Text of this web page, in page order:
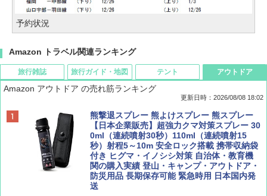
予約状況
Amazon トラベル関連ランキング
旅行雑誌
BE-PAL(ビ-パル) 2026年 9 月号【特別付録:
SOTO ミニマル"旅"財布 ランダム2種】
￥1,500
ディズニーファン ２０２６年 ９月号 [雑
旅行ガイド・地図
D40 地球の歩き方 チェンマイ タイ北部の魅
力的な町 2026～2027 地球の歩き方D アジア
￥2,079
地球の歩き方 スター・ウォーズ
テント
[キャンパーズコレクション 山善] ポップアッ
プテント 傘みたいに広げて畳める パッとサ
ッとサンシェード キューブ フルクローズ メ
ッシュ 簡単設置 ワンタッチテント キャンプ
&ハイキング カーキ PATC-150(KH)
￥6,830
アウトドア
Amazon アウトドア の売れ筋ランキング
更新日時：2026/08/08 18:02
熊撃退スプレー 熊よけスプレー 熊スプレー
【日本企業販売】超強力クマ対策スプレー 30
0ml（連続噴射30秒）110ml（連続噴射15
秒）射程5～10m 安全ロック搭載 携帯収納袋
付き ヒグマ・イノシシ対策 自治体・教育機
関の購入実績 登山・キャンプ・アウトドア・
防災用品 長期保存可能 緊急時用 日本国内発
送